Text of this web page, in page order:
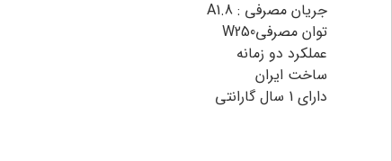
جریان مصرفی : A1.8
توان مصرفیW250
عملکرد دو زمانه
ساخت ایران
دارای 1 سال گارانتی